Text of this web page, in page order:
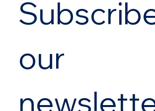
our